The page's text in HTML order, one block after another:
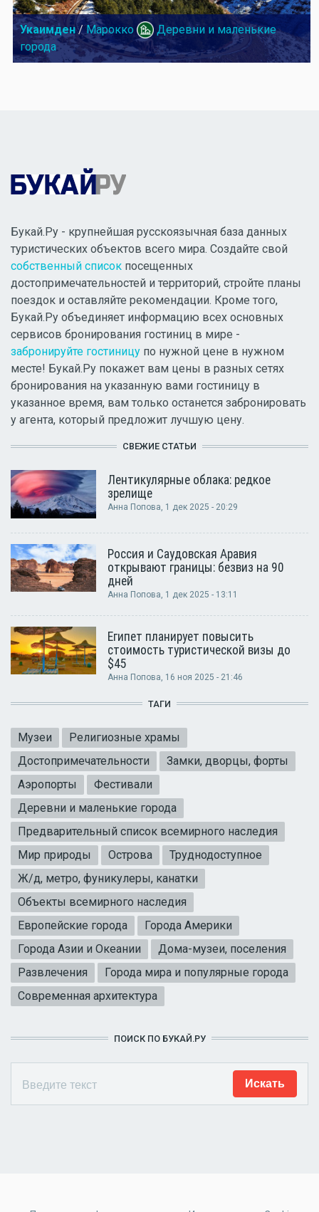
Укаимден/ Марокко
Деревни и маленькие
города
Букай.Ру - крупнейшая русскоязычная база данных
туристических объектов всего мира. Создайте свой
собственный список посещенных
достопримечательностей и территорий, стройте планы
поездок и оставляйте рекомендации. Кроме того,
Букай.Ру объединяет информацию всех основных
сервисов бронирования гостиниц в мире -
забронируйте гостиницу по нужной цене в нужном
месте! Букай.Ру покажет вам цены в разных сетях
бронирования на указанную вами гостиницу в
указанное время, вам только останется забронировать
у агента, который предложит лучшую цену.
СВЕЖИЕ СТАТЬИ
Лентикулярные облака: редкое
зрелище
Анна Попова, 1 дек 2025 - 20:29
Россия и Саудовская Аравия
открывают границы: безвиз на 90
дней
Анна Попова, 1 дек 2025 - 13:11
Египет планирует повысить
стоимость туристической визы до
$45
Анна Попова, 16 ноя 2025 - 21:46
ТАГИ
Музеи
Религиозные храмы
Достопримечательности
Замки, дворцы, форты
Аэропорты
Фестивали
Деревни и маленькие города
Предварительный список всемирного наследия
Мир природы
Острова
Труднодоступное
Ж/д, метро, фуникулеры, канатки
Объекты всемирного наследия
Европейские города
Города Америки
Города Азии и Океании
Дома-музеи, поселения
Развлечения
Города мира и популярные города
Современная архитектура
ПОИСК ПО БУКАЙ.РУ